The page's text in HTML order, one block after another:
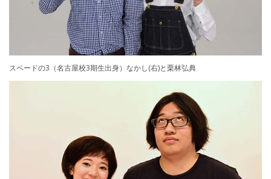
スペードの3（名古屋校3期生出身）なかし(右)と栗林弘典